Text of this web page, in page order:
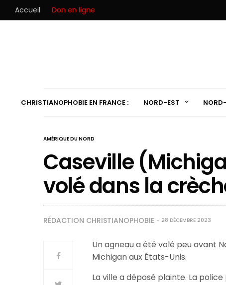
Accueil Don en ligne
CHRISTIANOPHOBIE EN FRANCE : NORD-EST
AMÉRIQUE DU NORD
Caseville
volé dans la
RÉDACTION CHRISTIANOPHOBIE 28 DÉCEMBRE 2023
Un agneau a été volé peu avant
Michigan aux États-Unis.
La ville a déposé plainte. La